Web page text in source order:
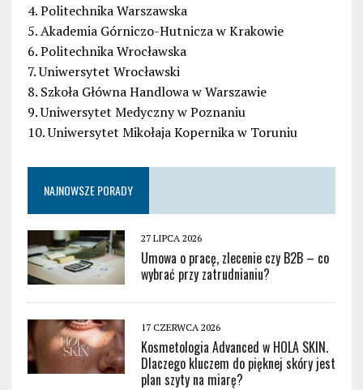
4. Politechnika Warszawska
5. Akademia Górniczo-Hutnicza w Krakowie
6. Politechnika Wrocławska
7. Uniwersytet Wrocławski
8. Szkoła Główna Handlowa w Warszawie
9. Uniwersytet Medyczny w Poznaniu
10. Uniwersytet Mikołaja Kopernika w Toruniu
NAJNOWSZE PORADY
27 LIPCA 2026
Umowa o pracę, zlecenie czy B2B – co
wybrać przy zatrudnianiu?
17 CZERWCA 2026
Kosmetologia Advanced w HOLA SKIN.
Dlaczego kluczem do pięknej skóry jest
plan szyty na miarę?